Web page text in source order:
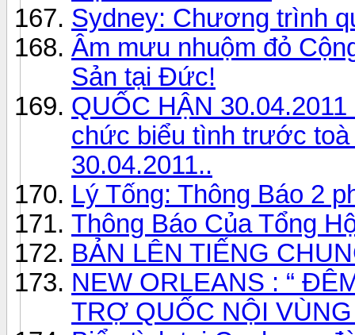
Sydney: Chương trình
Âm mưu nhuộm đỏ
Sản tại Đức!
QUỐC HẬN
chức biểu tình trước
30.04.2011..
Lý Tống: Thông Báo 2
Thông Báo Của Tổng
BẢN LÊN TIẾNG
NEW ORLEANS : “
TRỢ QUỐC NỘI VÙNG